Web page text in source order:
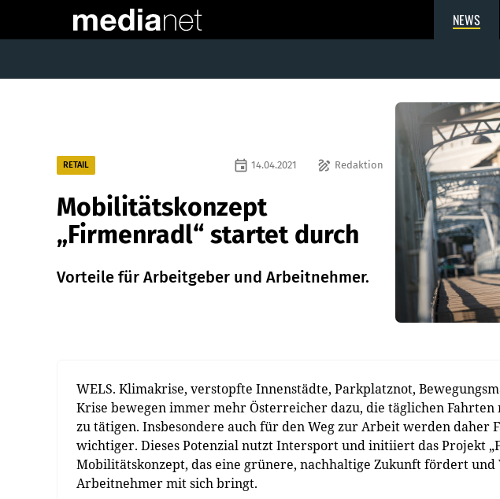
NEWS
RETAIL draw Redaktion
event 14.04.2021
Mobilitätskonzept
„Firmenradl“ startet durch
Vorteile für Arbeitgeber und Arbeitnehmer.
WELS. Klimakrise, verstopfte Innenstädte, Parkplatznot,
Krise bewegen immer mehr Österreicher dazu, die täglichen
zu tätigen. Insbesondere auch für den Weg zur Arbeit werden
wichtiger. Dieses Potenzial nutzt Intersport und initiiert das Projekt
Mobilitätskonzept, das eine grünere, nachhaltige Zukunft fördert
Arbeitnehmer mit sich bringt.